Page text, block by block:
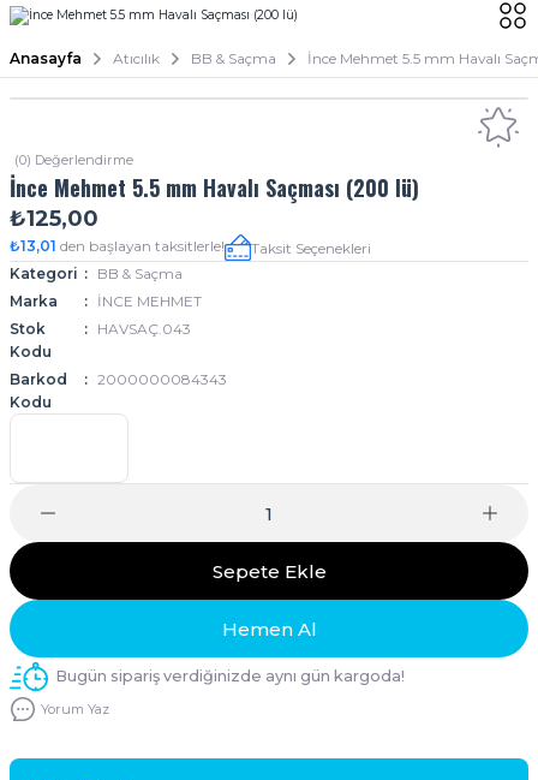
Anasayfa Atıcılık BB & Saçma İnce Mehmet 5.5 mm Havalı
(0) Değerlendirme
İnce Mehmet 5.5 mm Havalı Saçması (200 lü)
₺125,00
₺13,01 den başlayan taksitlerle!
Taksit Seçenekleri
Kategori
BB & Saçma
Marka
İNCE MEHMET
Stok
Kodu
HAVSAÇ.043
Barkod
Kodu
2000000084343
Sepete Ekle
Hemen Al
Bugün sipariş verdiğinizde aynı gün kargoda!
Yorum Yaz